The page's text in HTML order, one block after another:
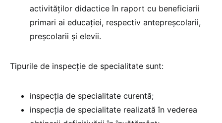
activităților didactice în raport cu beneficiarii
primari ai educației, respectiv antepreșcolarii,
preșcolarii și elevii.
Tipurile de inspecție de specialitate sunt:
inspecția de specialitate curentă;
inspecția de specialitate realizată în vederea